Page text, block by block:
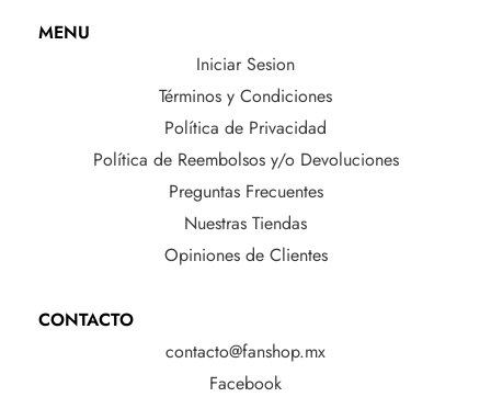
MENU
Iniciar Sesion
Términos y Condiciones
Política de Privacidad
Política de Reembolsos y/o Devoluciones
Preguntas Frecuentes
Nuestras Tiendas
Opiniones de Clientes
CONTACTO
contacto@fanshop.mx
Facebook